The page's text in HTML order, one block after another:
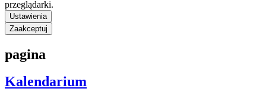
przeglądarki.
Ustawienia
Zaakceptuj
pagina
Kalendarium